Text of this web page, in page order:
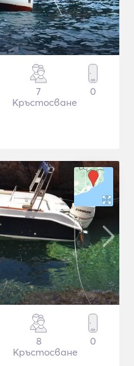
7
Кръстосване
0
8
Кръстосване
0